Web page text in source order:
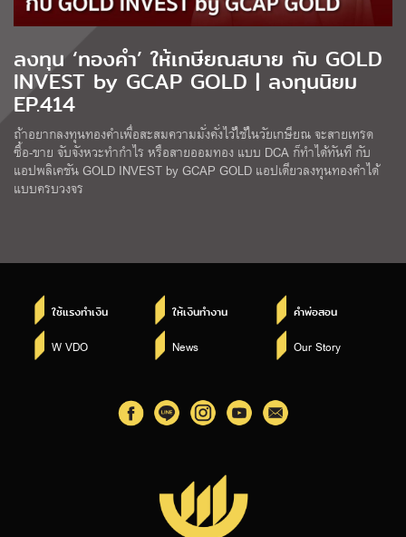
ลงทุน ‘ทองคำ’ ให้เกษียณสบาย กับ GOLD
INVEST by GCAP GOLD | ลงทุนนิยม
EP.414
ถ้าอยากลงทุนทองคำเพื่อสะสมความมั่งคั่งไว้ใช้ในวัยเกษียณ จะสายเทรด
ซื้อ-ขาย จับจังหวะทำกำไร หรือสายออมทอง แบบ DCA ก็ทำได้ทันที กับ
แอปพลิเคชัน GOLD INVEST by GCAP GOLD แอปเดียวลงทุนทองคำได้
แบบครบวงจร
ใช้แรงทำเงิน ให้เงินทำงาน คำพ่อสอน
W VDO News Our Story